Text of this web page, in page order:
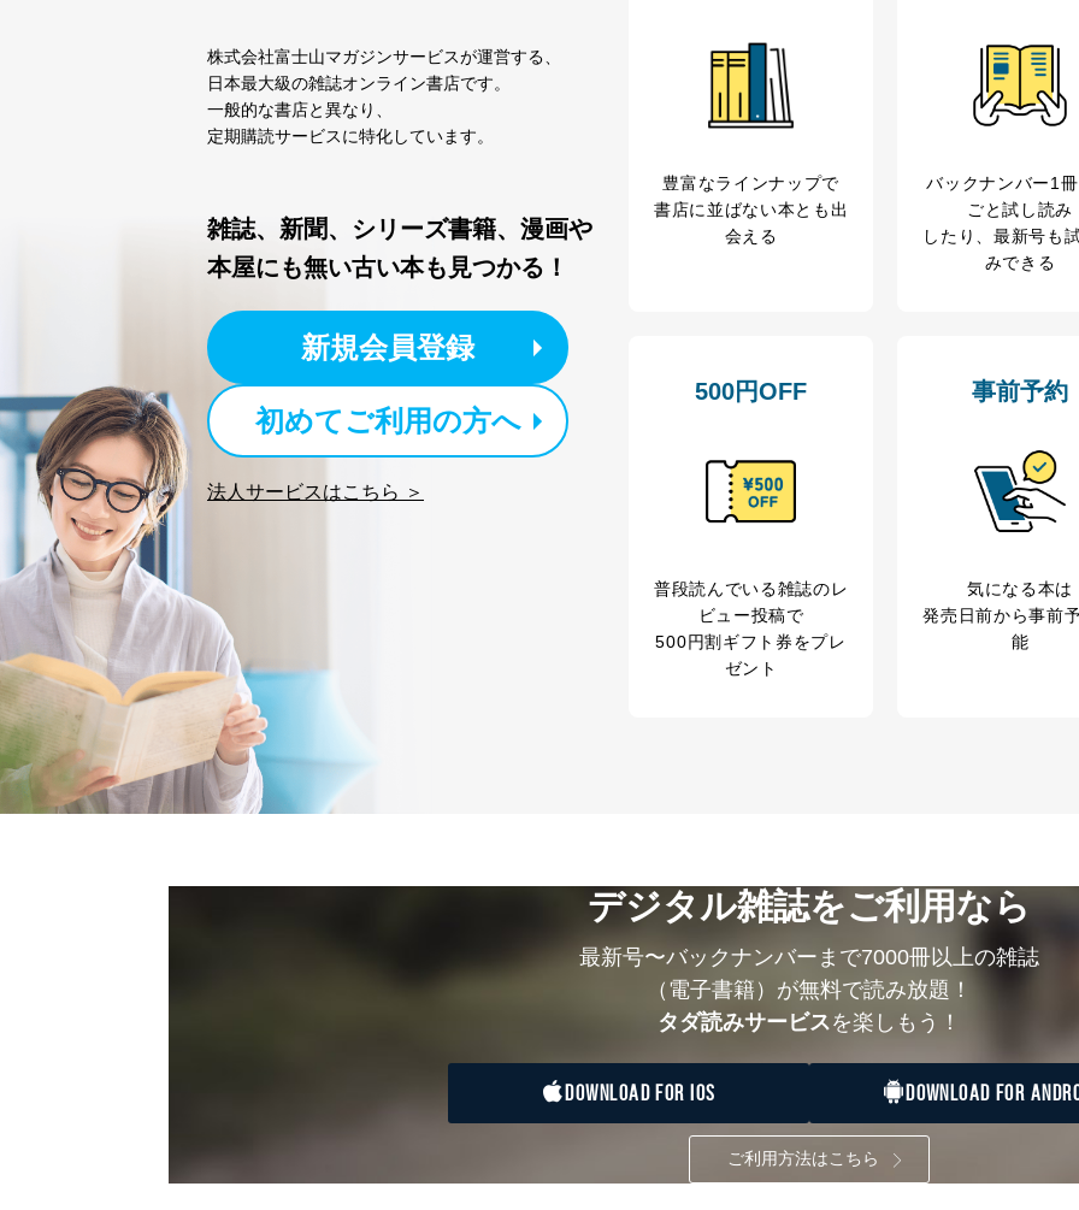
株式会社富士山マガジンサービスが運営する、
日本最大級の雑誌オンライン書店です。
一般的な書店と異なり、
定期購読サービスに特化しています。
雑誌、新聞、シリーズ書籍、漫画や
本屋にも無い古い本も見つかる！
新規会員登録
初めてご利用の方へ
法人サービスはこちら ＞
豊富なラインナップで
書店に並ばない本とも出
会える
バックナンバー1
ごと試し読み
したり、最新号も
みできる
500円OFF
普段読んでいる雑誌のレ
ビュー投稿で
500円割ギフト券をプレ
ゼント
事前予約
気になる本は
発売日前から事前
能
デジタル雑誌をご利用なら
最新号〜バックナンバーまで7000冊以上の雑誌
（電子書籍）が無料で読み放題！
タダ読みサービスを楽しもう！
DOWNLOAD FOR IOS DOWNLOAD FOR
ご利用方法はこちら